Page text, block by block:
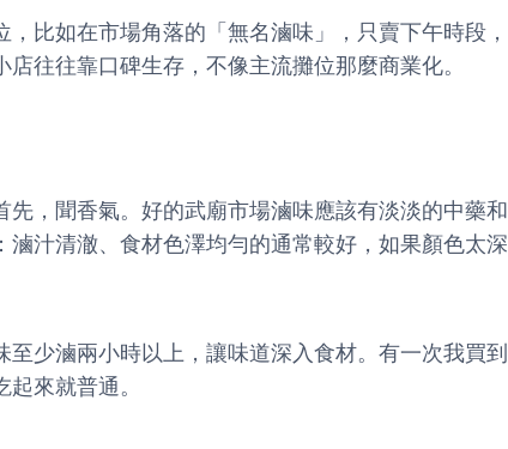
比如在市場角落的「無名滷味」，只賣下午時段，
往往靠口碑生存，不像主流攤位那麼商業化。
，聞香氣。好的武廟市場滷味應該有淡淡的中藥和
汁清澈、食材色澤均勻的通常較好，如果顏色太深
少滷兩小時以上，讓味道深入食材。有一次我買到
來就普通。